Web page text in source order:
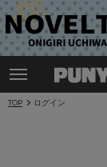
TOP ログイン